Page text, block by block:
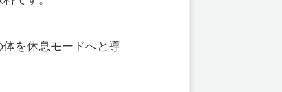
を休息モードへと導